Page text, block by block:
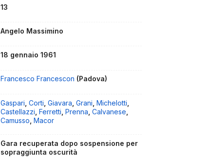
13
Angelo Massimino
18 gennaio 1961
Francesco Francescon (Padova)
Gaspari ,Corti ,Giavara ,Grani ,Michelotti
Castellazzi ,Ferretti ,Prenna ,Calvanese
Camusso ,Macor
Gara recuperata dopo sospensione per
sopraggiunta oscurità